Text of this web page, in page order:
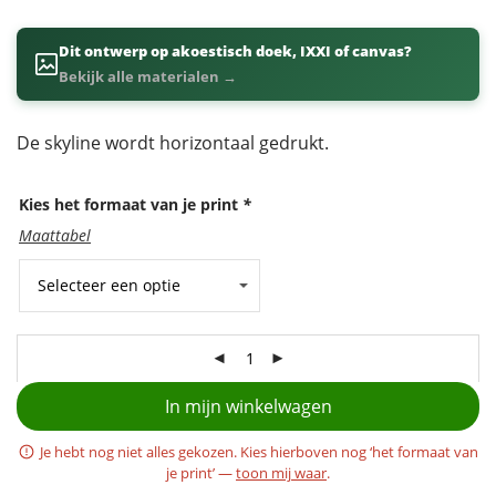
Dit ontwerp op akoestisch doek, IXXI of canvas?
Bekijk alle materialen →
De skyline wordt horizontaal gedrukt.
Kies het formaat van je print *
Maattabel
In mijn winkelwagen
Je hebt nog niet alles gekozen. Kies hierboven nog ‘het formaat van
je print’ —toon mij waar.